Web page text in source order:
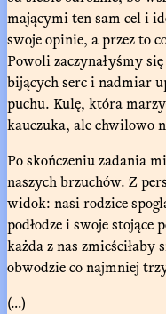
mającymi ten sam cel i
swoje opinie, a przez to
Powoli zaczynałyśmy
bijących serc i nadmiar
puchu. Kulę, która
kauczuka, ale chwilowo
Po skończeniu zadania
naszych brzuchów. Z
widok: nasi rodzice
podłodze i swoje
każda z nas zmieściłaby
obwodzie co najmniej
(…)